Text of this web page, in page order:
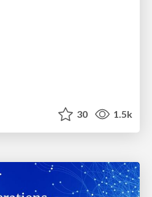
30 1.5k